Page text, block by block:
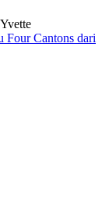
Yvette
Four Cantons dari